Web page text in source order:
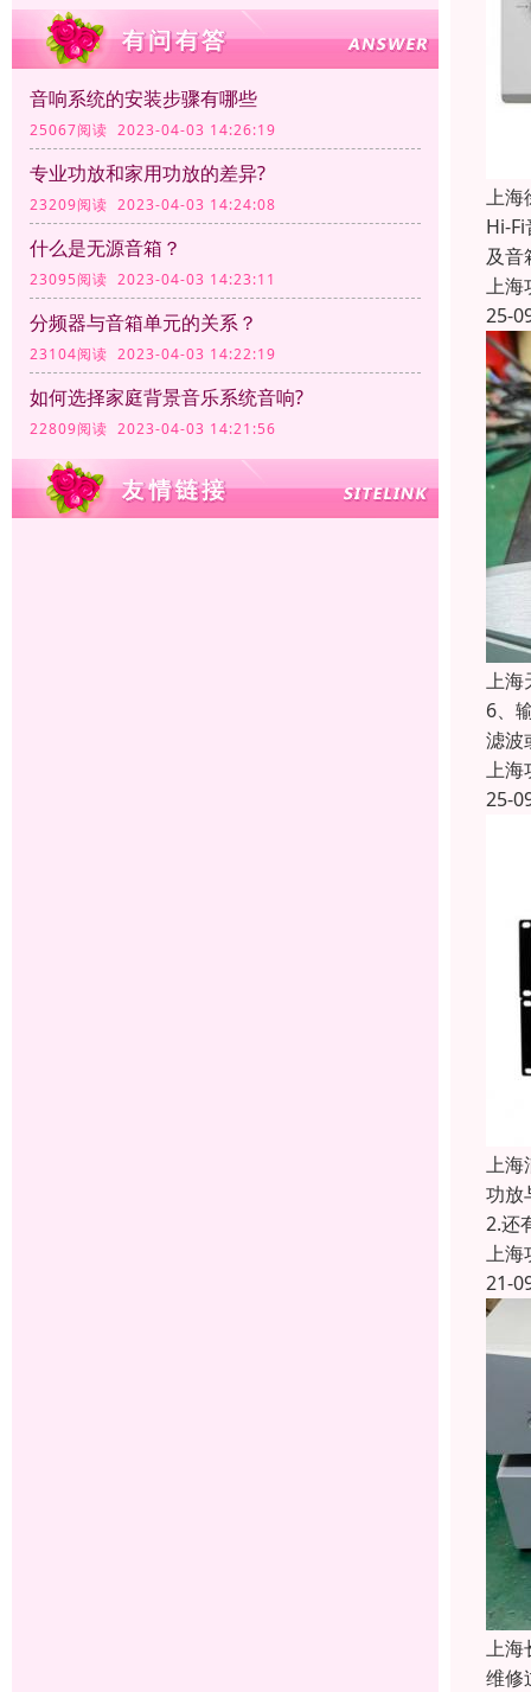
音响系统的安装步骤有哪些
25067阅读 2023-04-03 14:26:19
专业功放和家用功放的差异?
23209阅读 2023-04-03 14:24:08
什么是无源音箱？
23095阅读 2023-04-03 14:23:11
分频器与音箱单元的关系？
23104阅读 2023-04-03 14:22:19
如何选择家庭背景音乐系统音响?
22809阅读 2023-04-03 14:21:56
上海
Hi-
及音
上海
25-
上海
6、
滤波
上海
25-
上海
功
2.还
上海
21-
上海
维修